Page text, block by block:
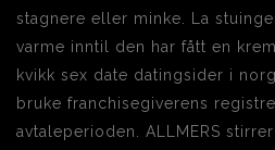
stagnere eller minke. La
varme inntil den har fått en
kvikk sex date datingsider i
bruke franchisegiverens
avtaleperioden. ALLMERS